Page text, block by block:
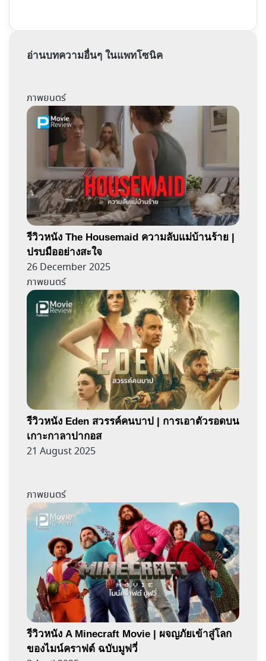
อ่านบทความอื่นๆ ในแพทโซนิค
ภาพยนตร์
รีวิวหนัง The Housemaid ความลับแม่บ้านร้าย |
ปรบมืออย่างสะใจ
26 December 2025
ภาพยนตร์
รีวิวหนัง Eden สวรรค์คนบาป | การเอาตัวรอดบน
เกาะกาลาปากอส
21 August 2025
ภาพยนตร์
รีวิวหนัง A Minecraft Movie | ผจญภัยเข้าสู่โลก
ของไมน์คราฟต์ ฉบับมูฟวี่